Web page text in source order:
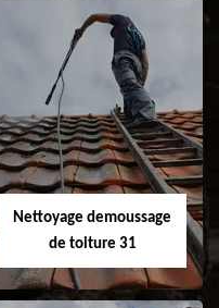
Isolation toiture 31
Nettoyage demoussage
de toiture 31